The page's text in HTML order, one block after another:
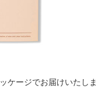
ケージでお届けいたしま